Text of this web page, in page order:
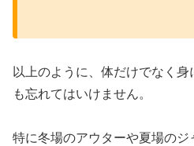
以上のように、体だけでなく
も忘れてはいけません。
特に冬場のアウターや夏場の